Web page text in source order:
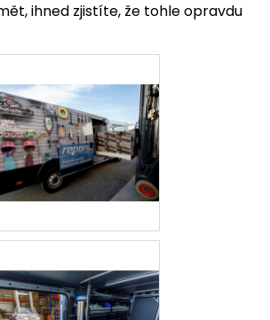
ihned zjistíte, že tohle opravdu